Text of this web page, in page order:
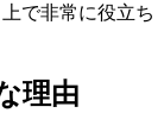
で非常に役立ち
理由